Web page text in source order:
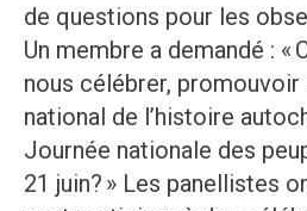
de questions pour les
Un membre a demandé : «
nous célébrer,
national de l’histoire
Journée nationale des
21 juin? » Les panellistes